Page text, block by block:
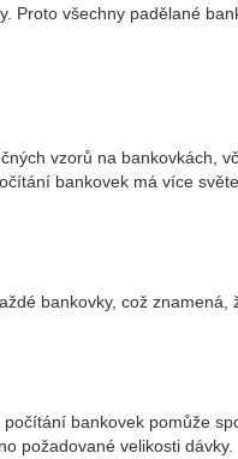
Proto všechny padělané
vzorů na bankovkách,
bankovek má více
bankovky, což
bankovek pomůže
požadované velikosti dávky.